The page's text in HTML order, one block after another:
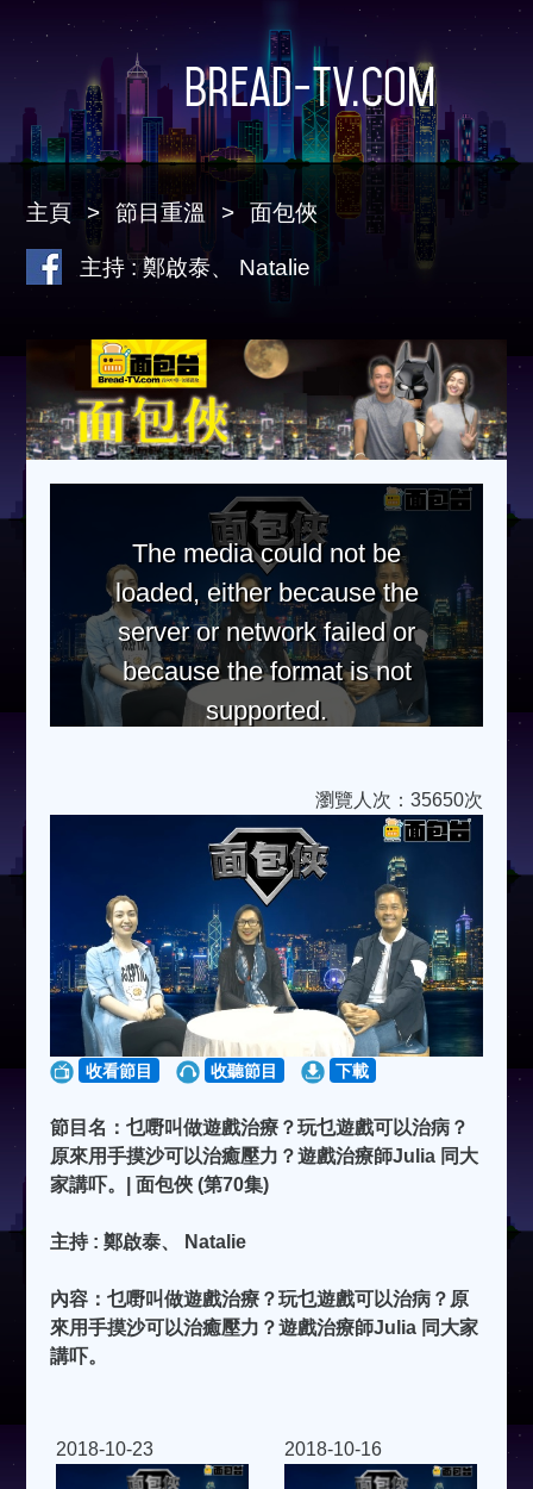
Bread-TV.com
主頁 節目重溫 面包俠
主持 : 鄭啟泰、 Natalie
The media could not be
loaded, either because the
server or network failed or
because the format is not
supported.
瀏覽人次：35650次
收看節目 收聽節目 下載
節目名：乜嘢叫做遊戲治療？玩乜遊戲可以治病？
原來用手摸沙可以治癒壓力？遊戲治療師Julia 同大
家講吓。| 面包俠 (第70集)
主持 : 鄭啟泰、 Natalie
內容：乜嘢叫做遊戲治療？玩乜遊戲可以治病？原
來用手摸沙可以治癒壓力？遊戲治療師Julia 同大家
講吓。
2018-10-23 2018-10-16